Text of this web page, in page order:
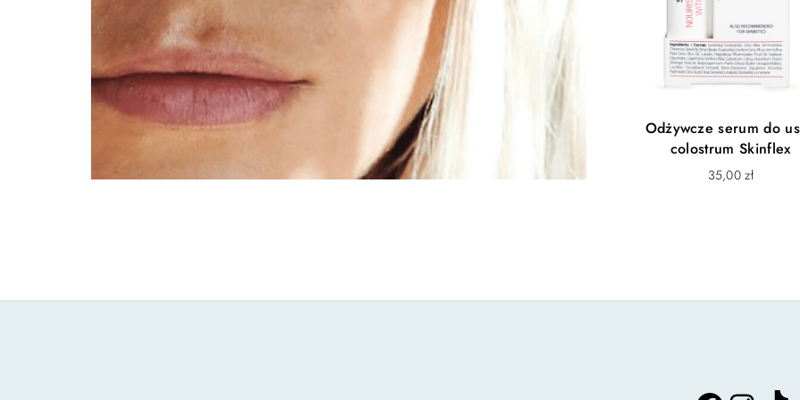
Odżywcze serum do
colostrum Skinflex
35,00zł